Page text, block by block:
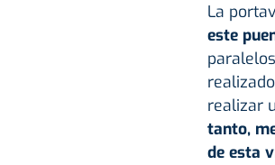
La
este
realizar
tanto,
de esta